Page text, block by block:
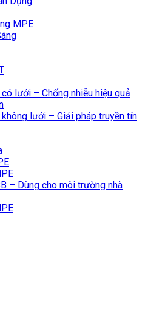
MPE
lưới – Chống nhiễu hiệu quả
lưới – Giải pháp truyền tín
– Dùng cho môi trường nhà